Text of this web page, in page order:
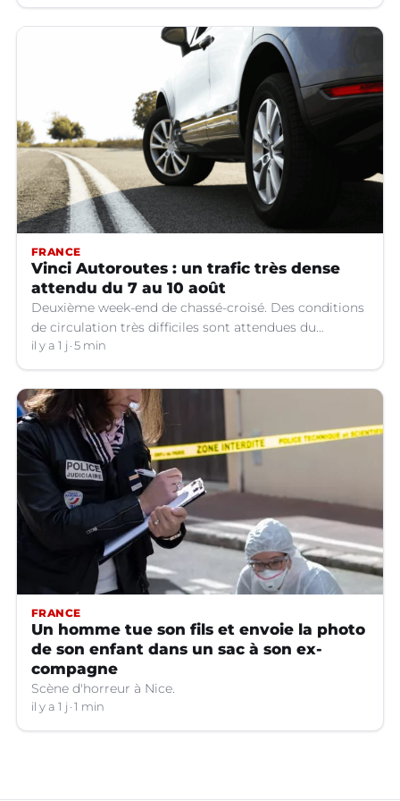
FRANCE
Vinci Autoroutes : un trafic très dense
attendu du 7 au 10 août
Deuxième week-end de chassé-croisé. Des conditions
de circulation très difficiles sont attendues du
vendredi 7 au lundi 10 août sur le réseau VINCI
Autoroutes.
il y a 1 j 5 min
FRANCE
Un homme tue son fils et envoie la photo
de son enfant dans un sac à son ex-
compagne
Scène d'horreur à Nice.
il y a 1 j 1 min